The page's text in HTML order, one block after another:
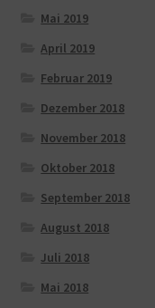
Mai 2019
April 2019
Februar 2019
Dezember 2018
November 2018
Oktober 2018
September 2018
August 2018
Juli 2018
Mai 2018